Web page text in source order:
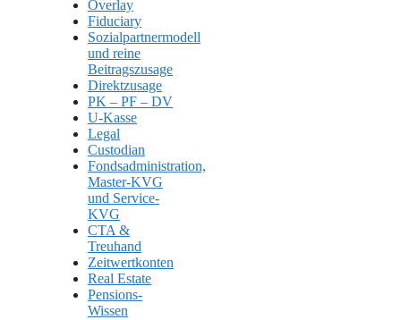
Overlay
Fiduciary
Sozialpartnermodell
und reine
Beitragszusage
Direktzusage
PK – PF – DV
U-Kasse
Legal
Custodian
Fondsadministration,
Master-KVG
und Service-
KVG
CTA &
Treuhand
Zeitwertkonten
Real Estate
Pensions-
Wissen